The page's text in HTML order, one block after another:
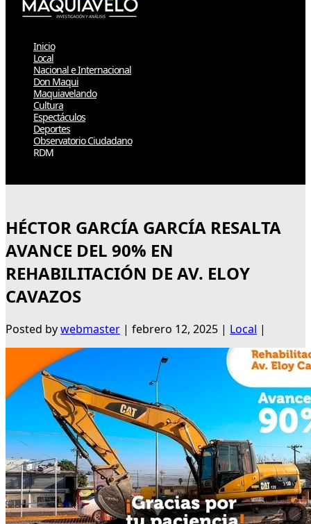
Inicio
Local
Nacional e Internacional
Don Maqui
Maquiavelando
Cultura
Espectáculos
Deportes
Observatorio Ciudadano
RDM
HÉCTOR GARCÍA GARCÍA RESALTA
AVANCE DEL 90% EN
REHABILITACIÓN DE AV. ELOY
CAVAZOS
Posted bywebmaster | febrero 12, 2025 | Local |